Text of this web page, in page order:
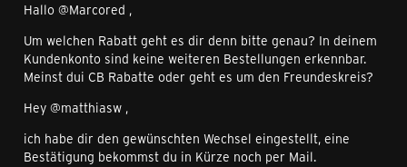
Hallo @Marcored ,
Um welchen Rabatt geht es dir denn bitte genau? In deinem
Kundenkonto sind keine weiteren Bestellungen erkennbar.
Meinst dui CB Rabatte oder geht es um den Freundeskreis?
Hey @matthiasw ,
ich habe dir den gewünschten Wechsel eingestellt, eine
Bestätigung bekommst du in Kürze noch per Mail.